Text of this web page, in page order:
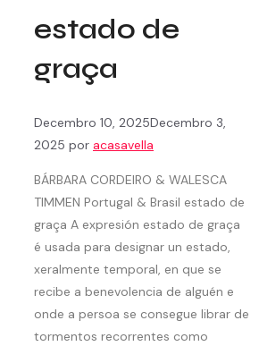
estado de
graça
Decembro 10, 2025Decembro 3,
2025 por acasavella
BÁRBARA CORDEIRO & WALESCA
TIMMEN Portugal & Brasil estado de
graça A expresión estado de graça
é usada para designar un estado,
xeralmente temporal, en que se
recibe a benevolencia de alguén e
onde a persoa se consegue librar de
tormentos recorrentes como